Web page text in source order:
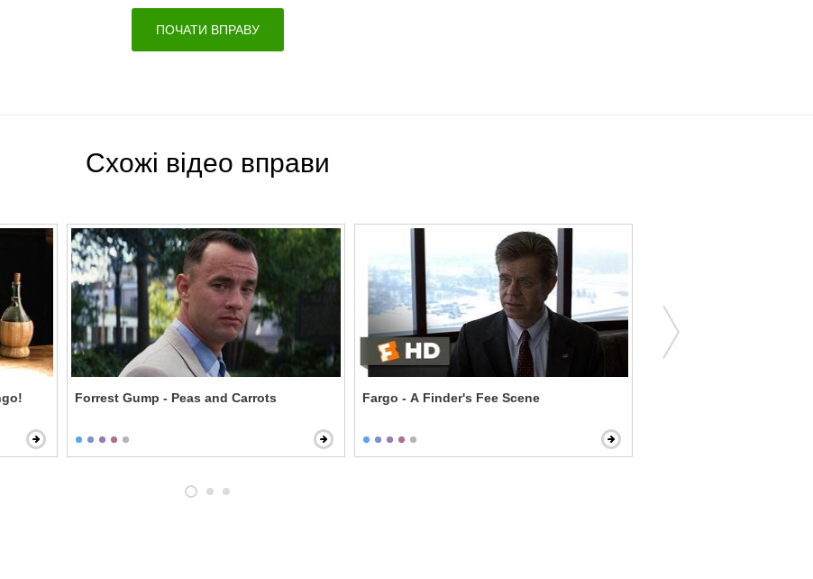
ПОЧАТИ ВПРАВУ
Схожі відео вправи
Forrest Gump - Peas and Carrots Fargo - A Finder's Fee Scene